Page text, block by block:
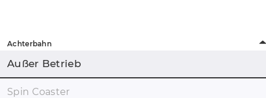
Achterbahn
Außer Betrieb
Spin Coaster